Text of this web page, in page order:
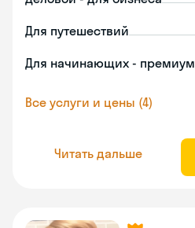
Для путешествий
Для начинающих - премиум
Все услуги и цены (4)
Читать дальше